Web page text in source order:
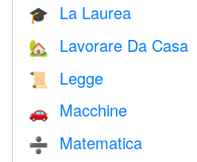
🎓 La Laurea
🏡 Lavorare Da Casa
📜 Legge
🚗 Macchine
➗ Matematica